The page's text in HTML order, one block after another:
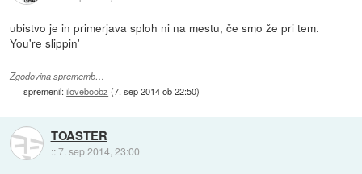
ubistvo je in primerjava sploh ni na mestu, če smo že pri tem.
You're slippin'
Zgodovina sprememb…
spremenil:iloveboobz (7. sep 2014 ob 22:50)
TOASTER
::7. sep 2014, 23:00